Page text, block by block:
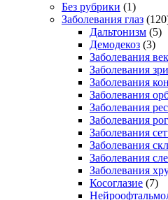
Без рубрики (1)
Заболевания глаз
Дальтонизм (5)
Демодекоз (3)
Заболевания век
Заболевания
Заболевания
Заболевания
Заболевания
Заболевания
Заболевания
Заболевания
Заболевания
Заболевания
Косоглазие (7)